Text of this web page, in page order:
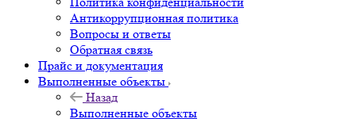
Антикоррупционная политика
Вопросы и ответы
Обратная связь
Прайс и документация
Выполненные объекты
Назад
Выполненные объекты